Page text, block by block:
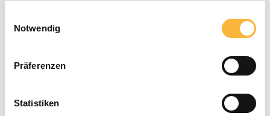
Notwendig
Präferenzen
Statistiken
verweist.
Der Autor ist bestrebt, in allen
beachten, von ihm selbst erstellte